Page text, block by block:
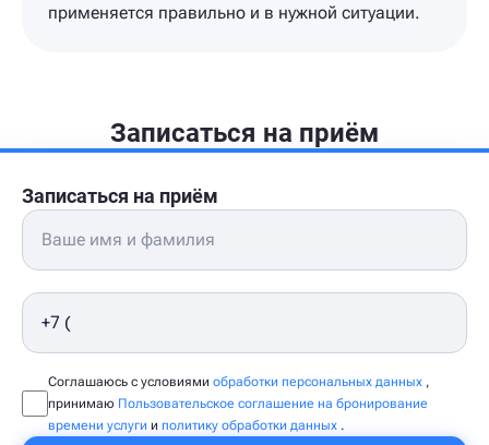
применяется правильно и в нужной ситуации.
Записаться на приём
Записаться на приём
Соглашаюсь с условиями обработки персональных данных ,
принимаю Пользовательское соглашение на бронирование
времени услуги и политику обработки данных .